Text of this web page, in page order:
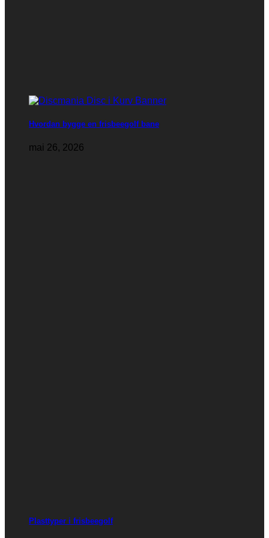
Hvordan bygge en frisbeegolf bane
mai 26, 2026
Plasttyper i frisbeegolf